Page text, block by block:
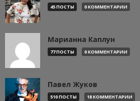
45 ПОСТЫ 0 КОММЕНТАРИИ
Марианна Каплун
77 ПОСТЫ 0 КОММЕНТАРИИ
Павел Жуков
510 ПОСТЫ 18 КОММЕНТАРИИ